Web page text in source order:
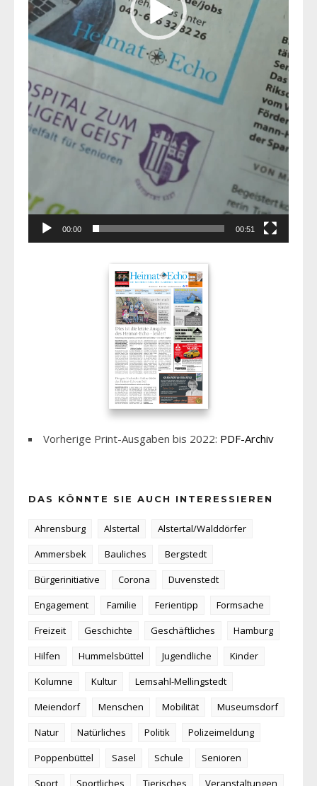
00:00 00:51
Vorherige Print-Ausgaben bis 2022: PDF-Archiv
DAS KÖNNTE SIE AUCH INTERESSIEREN
Ahrensburg Alstertal
Alstertal/Walddörfer
Ammersbek
Bauliches
Bergstedt
Bürgerinitiative
Corona
Duvenstedt
Engagement
Familie Ferientipp
Formsache
Freizeit
Geschichte Geschäftliches
Hamburg
Hilfen
Hummelsbüttel Jugendliche
Kinder
Kolumne
Kultur
Lemsahl-Mellingstedt
Meiendorf
Menschen Mobilität
Museumsdorf
Natur
Natürliches Politik
Polizeimeldung
Poppenbüttel
Sasel Schule
Senioren